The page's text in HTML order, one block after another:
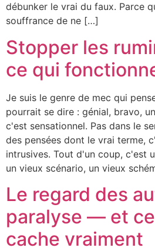
débunker le vrai du faux. Parce
souffrance de ne […]
Stopper les
ce qui
Je suis le genre de mec qui
pourrait se dire : génial, bravo,
c'est sensationnel. Pas dans le
des pensées dont le vrai terme,
intrusives. Tout d'un coup, c'est
un vieux scénario, un vieux
Le regard des
paralyse — et
cache vraiment